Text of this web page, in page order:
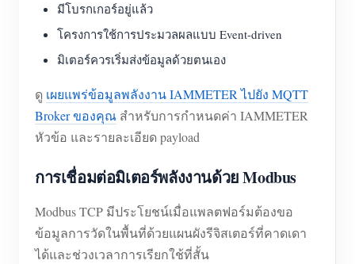
มีโบรกเกอร์อยู่แล้ว
โครงการใช้การประมวลผลแบบ Event-driven
มิเตอร์ควรเริ่มส่งข้อมูลด้วยตนเอง
ดู เผยแพร่ข้อมูลพลังงาน IAMMETER ไปยัง MQTT
Broker ของคุณ สำหรับการกำหนดค่า IAMMETER
หัวข้อ และรายละเอียด payload
การเชื่อมต่อมิเตอร์พลังงานด้วย Modbus
Modbus TCP มีประโยชน์เมื่อแพลตฟอร์มต้องขอ
ข้อมูลการวัดในพื้นที่ด้วยแผนผังรีจิสเตอร์ที่คาดเดา
ได้และช่วงเวลาการเรียกใช้ที่สั้น